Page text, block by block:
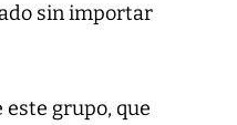
sin importar
grupo, que